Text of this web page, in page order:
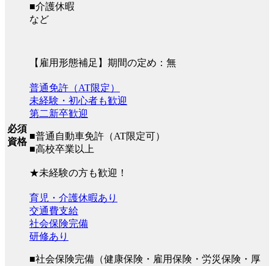
■介護休暇
など
【雇用形態補足】期間の定め：無
必須
資格
普通免許（AT限定）
未経験・初心者も歓迎
第二新卒歓迎
■普通自動車免許（AT限定可）
■高校卒業以上
★未経験の方も歓迎！
育児・介護休暇あり
交通費支給
社会保険完備
研修あり
■社会保険完備（健康保険・雇用保険・労災保険・厚